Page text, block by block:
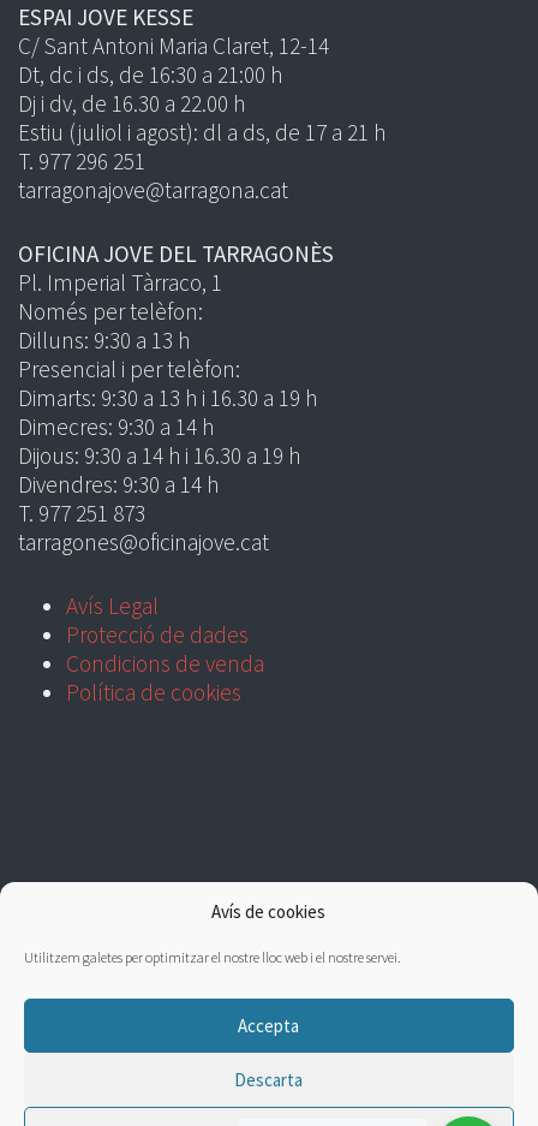
Avís de cookies
Utilitzem galetes per optimitzar el nostre lloc web i el nostre servei.
Accepta
Descarta
ESPAI JOVE KESSE
C/ Sant Antoni Maria Claret, 12-14
Dt, dc i ds, de 16:30 a 21:00 h
Dj i dv, de 16.30 a 22.00 h
Estiu (juliol i agost): dl a ds, de 17 a 21 h
T. 977 296 251
tarragonajove@tarragona.cat
OFICINA JOVE DEL TARRAGONÈS
Pl. Imperial Tàrraco, 1
Només per telèfon:
Dilluns: 9:30 a 13 h
Presencial i per telèfon:
Dimarts: 9:30 a 13 h i 16.30 a 19 h
Dimecres: 9:30 a 14 h
Dijous: 9:30 a 14 h i 16.30 a 19 h
Divendres: 9:30 a 14 h
T. 977 251 873
tarragones@oficinajove.cat
Avís Legal
Protecció de dades
Condicions de venda
Política de cookies